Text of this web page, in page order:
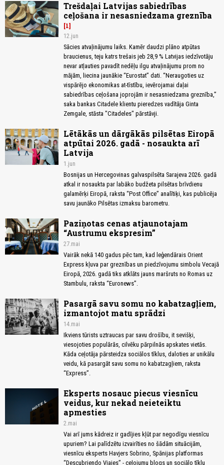
Trešdaļai Latvijas sabiedrības
ceļošana ir nesasniedzama greznība
1
12.jun
Sācies atvaļinājumu laiks. Kamēr daudzi plāno atpūtas
braucienus, teju katrs trešais jeb 28,9 % Latvijas iedzīvotāju
nevar atļauties pavadīt nedēļu ilgu atvaļinājumu prom no
mājām, liecina jaunākie “Eurostat” dati. “Neraugoties uz
vispārējo ekonomikas at-tīstību, ievērojamai daļai
sabiedrības ceļošana joprojām ir nesasniedzama greznība,”
saka bankas Citadele klientu pieredzes vadītāja Ginta
Zemgale, stāsta "Citadeles" pārstāvji.
Lētākās un dārgākās pilsētas Eiropā
atpūtai 2026. gadā - nosaukta arī
Latvija
1.jun
Bosnijas un Hercegovinas galvaspilsēta Sarajeva 2026. gadā
atkal ir nosaukta par labāko budžeta pilsētas brīvdienu
galamērķi Eiropā, raksta “Post Office” analītiķi, kas publicēja
savu jaunāko Pilsētas izmaksu barometru.
Paziņotas cenas atjaunotajam
“Austrumu ekspresim”
27.mai
Vairāk nekā 140 gadus pēc tam, kad leģendārais Orient
Express kļuva par greznības un piedzīvojumu simbolu Vecajā
Eiropā, 2026. gadā tiks atklāts jauns maršruts no Romas uz
Stambulu, raksta “Euronews”.
Pasargā savu somu no kabatzagļiem,
izmantojot matu sprādzi
14.mai
Ikviens tūrists uztraucas par savu drošību, it sevišķi,
viesojoties populārās, cilvēku pārpilnās apskates vietās.
Kāda ceļotāja pārsteidza sociālos tīklus, daloties ar unikālu
veidu, kā pasargāt savu somu no kabatzagļiem, raksta
“Express”.
Eksperts nosauc piecus viesnīcu
veidus, kur nekad neieteiktu
apmesties
2.mai
Vai arī jums kādreiz ir gadījies kļūt par negodīgu viesnīcu
upuriem? Lai palīdzētu izvairīties no šādām situācijām,
viesnīcu eksperts Havjers Sobrino, Spānijas platformas
“Descubriendo Viajes” - ceļojumu blogs un sociālo tīklu